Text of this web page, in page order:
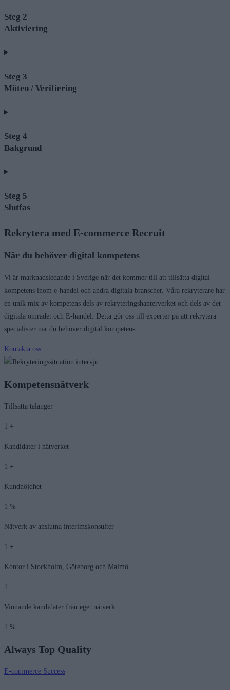
Steg 2
Aktiviering
Steg 3
Möten / Verifiering
Steg 4
Bakgrund
Steg 5
Slutfas
Rekrytera med E-commerce Recruit
När du behöver digital kompetens
Vi är marknadsledande i Sverige när det kommer till att tillsätta digital
kompetens inom e-handel och andra digitala branscher. Våra rekryterare har
en unik mix av kompetens dels av rekryteringshanterverket och dels av det
digitala området och E-handel. Detta gör oss till experter på att rekrytera
specialister när du behöver digital kompetens.
Kontakta oss
Kompetensnätverk
Tillsatta talanger
1 +
Kandidater i nätverket
1 +
Kundnöjdhet
1 %
Nätverk av anslutna interimskonsulter
1 +
Kontor i Stockholm, Göteborg och Malmö
1
Vinnande kandidater från eget nätverk
1 %
Always Top Quality
E-commerce Success